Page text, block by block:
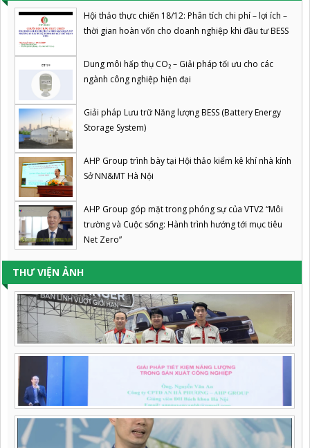
Hội thảo thực chiến 18/12: Phân tích chi phí – lợi ích –
thời gian hoàn vốn cho doanh nghiệp khi đầu tư BESS
Dung môi hấp thụ CO₂ – Giải pháp tối ưu cho các
ngành công nghiệp hiện đại
Giải pháp Lưu trữ Năng lượng BESS (Battery Energy
Storage System)
AHP Group trình bày tại Hội thảo kiểm kê khí nhà kính
Sở NN&MT Hà Nội
AHP Group góp mặt trong phóng sự của VTV2 “Môi
trường và Cuộc sống: Hành trình hướng tới mục tiêu
Net Zero”
THƯ VIỆN ẢNH